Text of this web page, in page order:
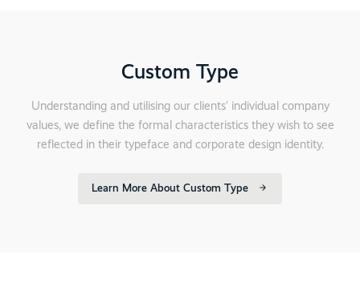
Custom Type
Understanding and utilising our clients’ individual company
values, we define the formal characteristics they wish to see
reflected in their typeface and corporate design identity.
Learn More About Custom Type